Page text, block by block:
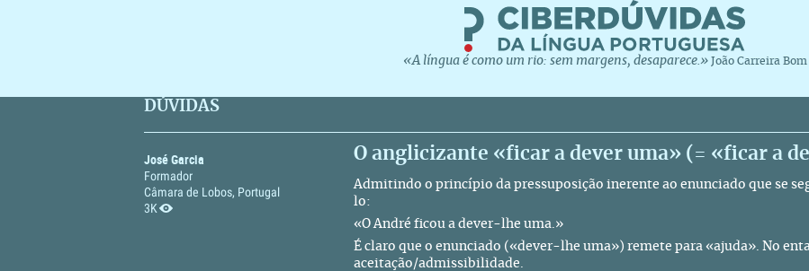
«A língua é como um rio: sem margens, desaparece.» João Carreira Bom
DÚVIDAS
José Garcia
Formador
Câmara de Lobos, Portugal
3K
O anglicizante «ficar a dever uma» (= «ficar a
Admitindo o princípio da pressuposição inerente ao enunciado que se
lo:
«O André ficou a dever-lhe uma.»
É claro que o enunciado («dever-lhe uma») remete para «ajuda». No
aceitação/admissibilidade.